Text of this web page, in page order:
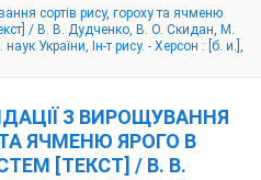
сортів рису, гороху та ячменю
/ В. В. Дудченко, В. О. Скидан, М.
України, Ін-т рису. - Херсон : [б. и.],
З ВИРОЩУВАННЯ
ЯЧМЕНЮ ЯРОГО В
[ТЕКСТ] / В. В.